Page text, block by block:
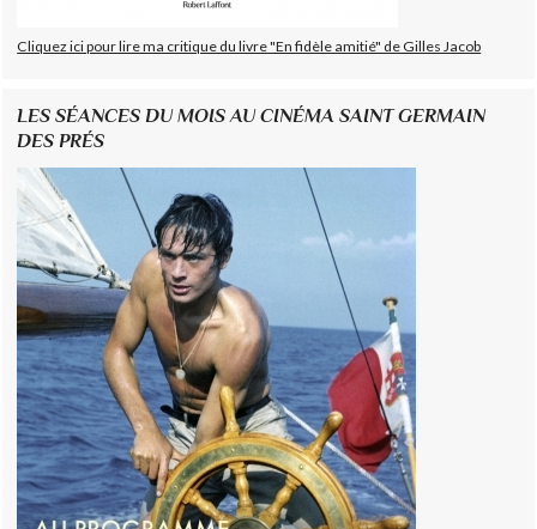
Cliquez ici pour lire ma critique du livre "En fidèle amitié" de Gilles Jacob
LES SÉANCES DU MOIS AU CINÉMA SAINT GERMAIN
DES PRÉS